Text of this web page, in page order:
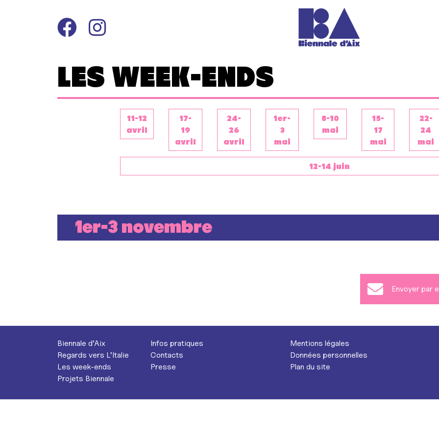
LES WEEK-ENDS
11-12
avril
17-
19
avril
24-
26
avril
1er-
3
mai
8-10
mai
15-
17
mai
22-
24
mai
12-14 juin
1er-3 novembre
Envoyer par
Biennale d’Aix
Regards vers L’Italie
Les week-ends
Projets Biennale
Infos pratiques
Contacts
Presse
Mentions légales
Données personnelles
Plan du site